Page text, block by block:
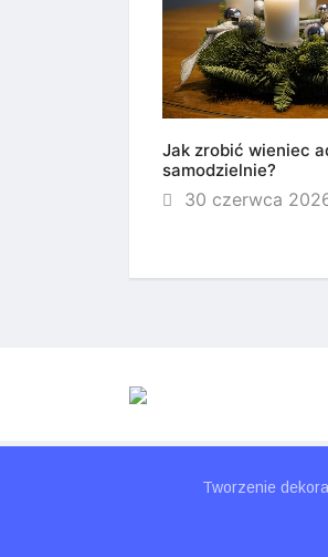
Jak zrobić wieniec
samodzielnie?
30 czerwca
Tworzenie